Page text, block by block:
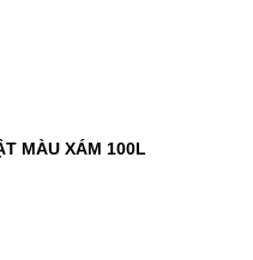
MÀU XÁM 100L